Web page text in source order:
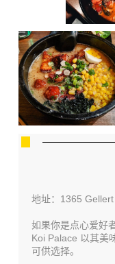
地址：1365 Gellert
如果你是点心爱好
Koi Palace 以其美
可供选择。